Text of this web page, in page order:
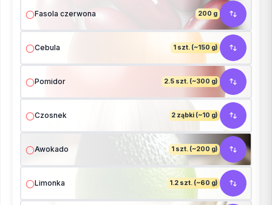
Fasola czerwona 200 g
Cebula 1 szt. (~150 g)
Pomidor 2.5 szt. (~300 g)
Czosnek 2 ząbki (~10 g)
Awokado 1 szt. (~200 g)
Limonka 1.2 szt. (~60 g)